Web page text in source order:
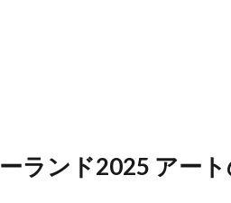
ランド2025 アー